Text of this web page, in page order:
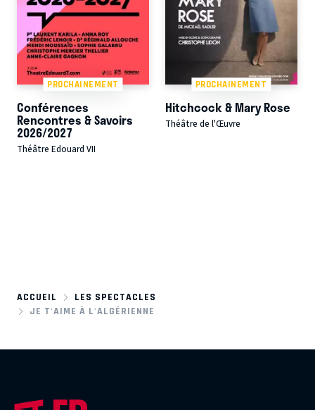
PROCHAINEMENT
Conférences
Rencontres & Savoirs
2026/2027
Théâtre Edouard VII
PROCHAINEMENT
Hitchcock & Mary Rose
Théâtre de l'Œuvre
ACCUEIL
LES SPECTACLES
JE T'AIME À L'ALGÉRIENNE